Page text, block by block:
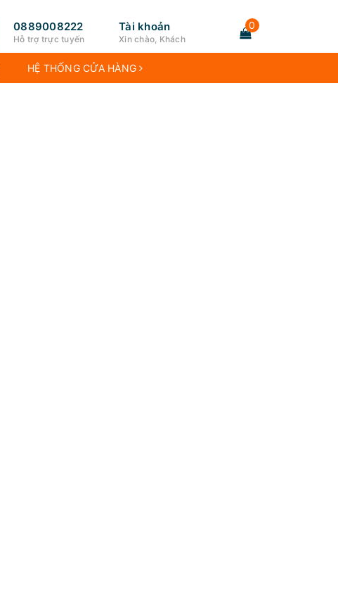
0889008222
Hỗ trợ trực tuyến
Tài khoản
Xin chào, Khách
0
HỆ THỐNG CỬA HÀNG